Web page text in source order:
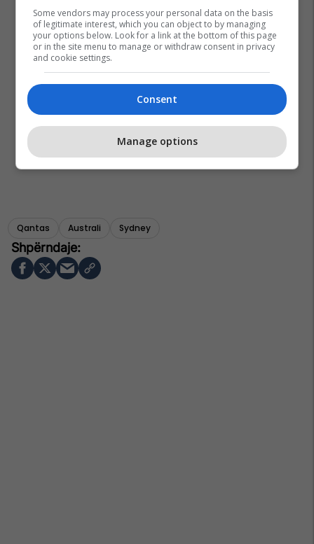
Qantas Australi Sydney
Some vendors may process your personal data on the basis
of legitimate interest, which you can object to by managing
your options below. Look for a link at the bottom of this page
or in the site menu to manage or withdraw consent in privacy
and cookie settings.
Consent
Manage options